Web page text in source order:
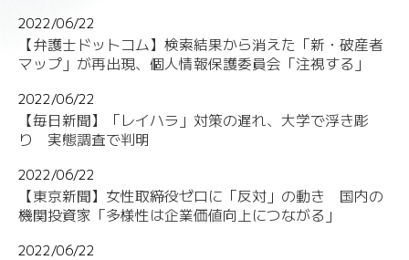
2022/06/22
【弁護士ドットコム】検索結果から消えた「新・破産者
マップ」が再出現、個人情報保護委員会「注視する」
2022/06/22
【毎日新聞】「レイハラ」対策の遅れ、大学で浮き彫
り 実態調査で判明
2022/06/22
【東京新聞】女性取締役ゼロに「反対」の動き 国内の
機関投資家「多様性は企業価値向上につながる」
2022/06/22